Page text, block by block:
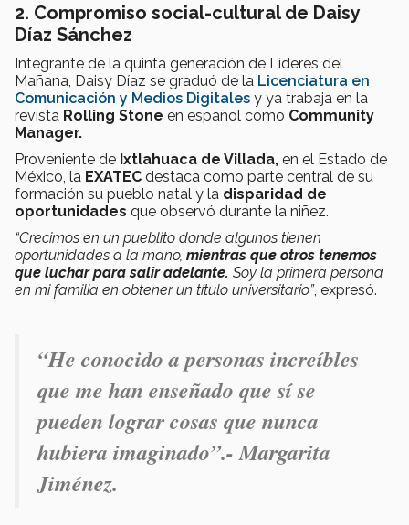
2. Compromiso social-cultural de Daisy
Díaz Sánchez
Integrante de la quinta generación de Líderes del
Mañana, Daisy Díaz se graduó de la Licenciatura en
Comunicación y Medios Digitales y ya trabaja en la
revista Rolling Stone en español como Community
Manager.
Proveniente de Ixtlahuaca de Villada, en el Estado de
México, la EXATEC destaca como parte central de su
formación su pueblo natal y la disparidad de
oportunidades que observó durante la niñez.
“Crecimos en un pueblito donde algunos tienen
oportunidades a la mano, mientras que otros tenemos
que luchar para salir adelante. Soy la primera persona
en mi familia en obtener un título universitario”, expresó.
“He conocido a personas increíbles
que me han enseñado que sí se
pueden lograr cosas que nunca
hubiera imaginado”.- Margarita
Jiménez.